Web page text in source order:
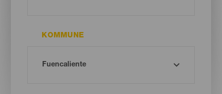
KOMMUNE